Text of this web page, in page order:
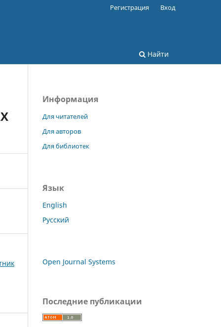
Найти
Регистрация Вход
Информация
Для читателей
Для авторов
Для библиотек
Язык
English
Русский
Open Journal Systems
Последние публикации